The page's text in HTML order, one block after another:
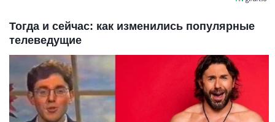
Тогда и сейчас: как изменились популярные
телеведущие